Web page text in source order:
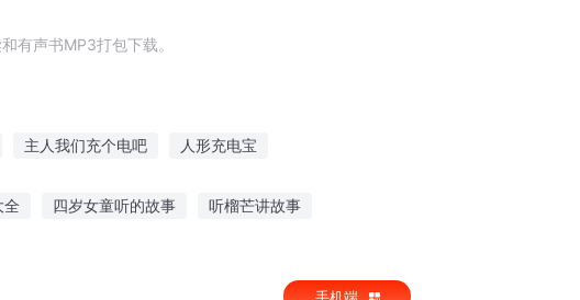
有声书MP3打包下载。
主人我们充个电吧 人形充电宝
全 四岁女童听的故事 听榴芒讲故事